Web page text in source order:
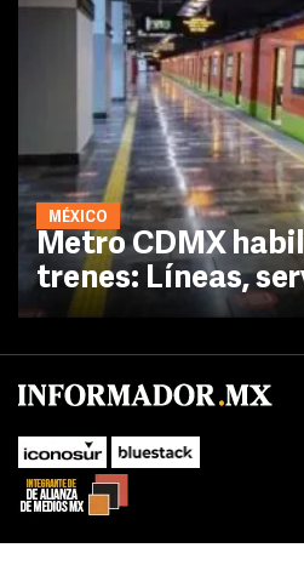
MÉXICO
Metro CDMX
trenes: Líneas,